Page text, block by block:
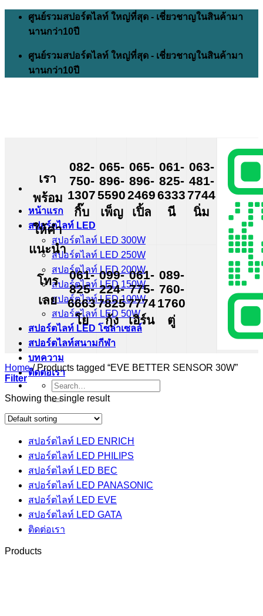
Skip
content
ศูนย์รวมสปอร์ตไลท์ ใหญ่ที่สุด - เชี่ยวชาญในสินค้ามา
นานกว่า10ปี
ศูนย์รวมสปอร์ตไลท์ ใหญ่ที่สุด - เชี่ยวชาญในสินค้ามา
นานกว่า10ปี
หน้าแรก
สปอร์ตไลท์ LED
สปอร์ตไลท์ LED 300W
สปอร์ตไลท์ LED 250W
สปอร์ตไลท์ LED 200W
สปอร์ตไลท์ LED 150W
สปอร์ตไลท์ LED 100W
สปอร์ตไลท์ LED 50W
สปอร์ตไลท์ LED โซล่าเซลล์
สปอร์ตไลท์สนามกีฬา
บทความ
ติดต่อเรา
Search
for:
เรา
พร้อม
ให้คำ
แนะนำ
โทร
เลย
082-
750-
1307
กิ๊บ
065-
896-
5590
เพ็ญ
065-
896-
2469
เปิ้ล
061-
825-
6333
นี
063-
481-
7744
นิ่ม
061-
825-
6663
โย
099-
224-
7825
กุ้ง
061-
775-
7774
เอิร์น
089-
760-
1760
ตู่
Home /Products tagged “EVE BETTER SENSOR 30W”
Filter
Showing the single result
สปอร์ตไลท์ LED ENRICH
สปอร์ตไลท์ LED PHILIPS
สปอร์ตไลท์ LED BEC
สปอร์ตไลท์ LED PANASONIC
สปอร์ตไลท์ LED EVE
สปอร์ตไลท์ LED GATA
ติดต่อเรา
Products